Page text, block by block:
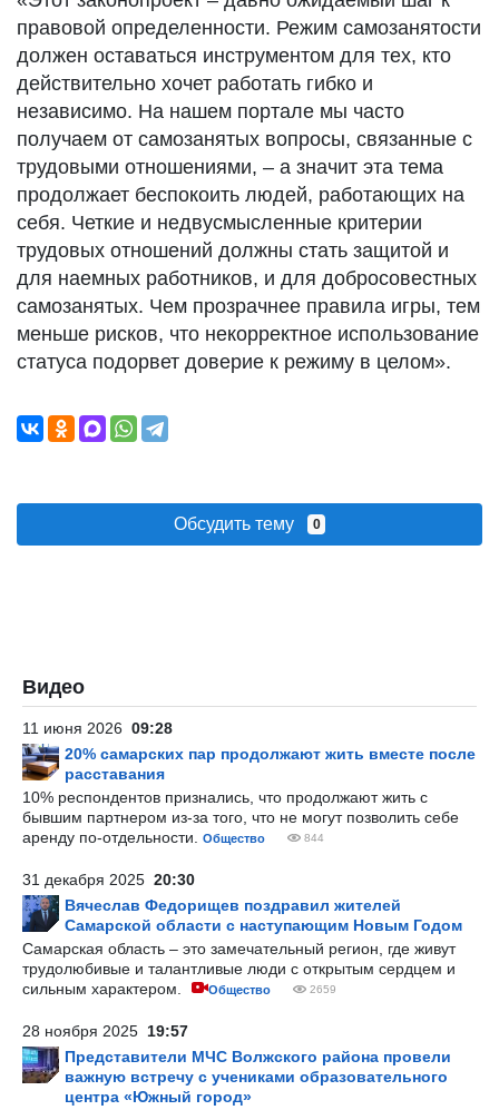
правовой определенности. Режим самозанятости
должен оставаться инструментом для тех, кто
действительно хочет работать гибко и
независимо. На нашем портале мы часто
получаем от самозанятых вопросы, связанные с
трудовыми отношениями, – а значит эта тема
продолжает беспокоить людей, работающих на
себя. Четкие и недвусмысленные критерии
трудовых отношений должны стать защитой и
для наемных работников, и для добросовестных
самозанятых. Чем прозрачнее правила игры, тем
меньше рисков, что некорректное использование
статуса подорвет доверие к режиму в целом».
Обсудить тему 0
Видео
11 июня 2026 09:28
20% самарских пар продолжают жить вместе после
расставания
10% респондентов признались, что продолжают жить с
бывшим партнером из-за того, что не могут позволить себе
аренду по-отдельности.
Общество 844
31 декабря 2025 20:30
Вячеслав Федорищев поздравил жителей
Самарской области с наступающим Новым Годом
Самарская область – это замечательный регион, где живут
трудолюбивые и талантливые люди с открытым сердцем и
сильным характером.
Общество 2659
28 ноября 2025 19:57
Представители МЧС Волжского района провели
важную встречу с учениками образовательного
центра «Южный город»